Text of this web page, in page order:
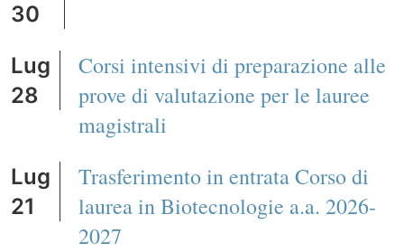
30
Lug
28
Corsi intensivi di preparazione alle
prove di valutazione per le lauree
magistrali
Lug
21
Trasferimento in entrata Corso di
laurea in Biotecnologie a.a. 2026-
2027